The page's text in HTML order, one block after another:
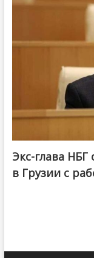
Экс-глава
в Грузии с